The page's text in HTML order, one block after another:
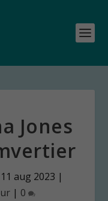
Jones
11 aug 2023 |
| 0